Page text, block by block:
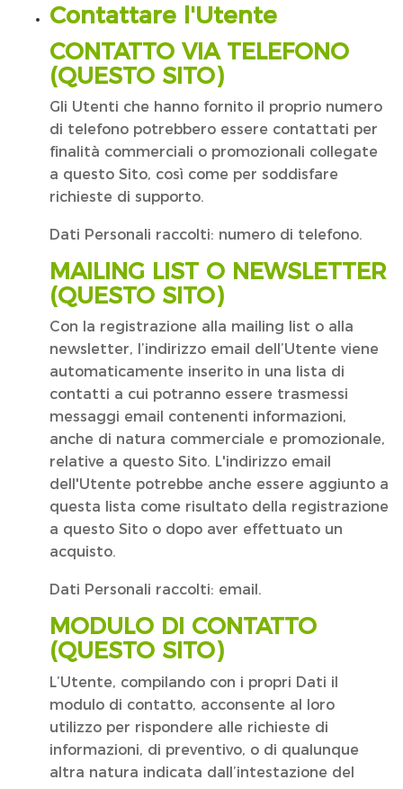
Contattare l'Utente
CONTATTO VIA TELEFONO
(QUESTO SITO)
Gli Utenti che hanno fornito il proprio numero
di telefono potrebbero essere contattati per
finalità commerciali o promozionali collegate
a questo Sito, così come per soddisfare
richieste di supporto.
Dati Personali raccolti: numero di telefono.
MAILING LIST O NEWSLETTER
(QUESTO SITO)
Con la registrazione alla mailing list o alla
newsletter, l’indirizzo email dell’Utente viene
automaticamente inserito in una lista di
contatti a cui potranno essere trasmessi
messaggi email contenenti informazioni,
anche di natura commerciale e promozionale,
relative a questo Sito. L'indirizzo email
dell'Utente potrebbe anche essere aggiunto a
questa lista come risultato della registrazione
a questo Sito o dopo aver effettuato un
acquisto.
Dati Personali raccolti: email.
MODULO DI CONTATTO
(QUESTO SITO)
L’Utente, compilando con i propri Dati il
modulo di contatto, acconsente al loro
utilizzo per rispondere alle richieste di
informazioni, di preventivo, o di qualunque
altra natura indicata dall’intestazione del